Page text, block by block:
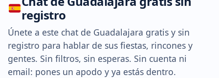
registro
Únete a este chat de Guadalajara gratis y sin
registro para hablar de sus fiestas, rincones y
gentes. Sin filtros, sin esperas. Sin cuenta ni
email: pones un apodo y ya estás dentro.